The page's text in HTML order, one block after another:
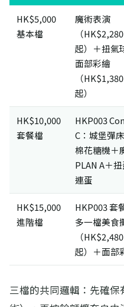
HK$5,000
基本檔
魔術表演
（HK$2,280
起）＋扭氣
面部彩繪
（HK$1,380
起）
HK$10,000
套餐檔
HKP003
C：城堡彈
棉花糖機＋
PLAN A＋
連蛋
HK$15,000
進階檔
HKP003 套
多一檔美食
（HK$2,480
起）＋面部
三檔的共同邏輯：先確